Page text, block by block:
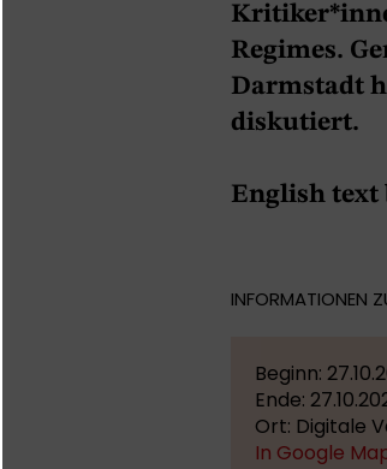
Regimes.
Darmstadt
diskutiert.
English text
INFORMATIONEN
Beginn:
Ende:
Ort: Digitale
In Google